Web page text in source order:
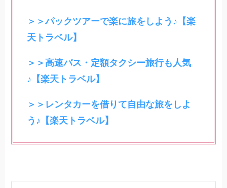
＞＞パックツアーで楽に旅をしよう♪【楽
天トラベル】
＞＞高速バス・定額タクシー旅行も人気
♪【楽天トラベル】
＞＞レンタカーを借りて自由な旅をしよ
う♪【楽天トラベル】